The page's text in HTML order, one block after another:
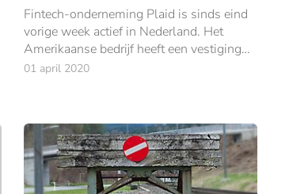
Fintech-onderneming Plaid is sinds eind
vorige week actief in Nederland. Het
Amerikaanse bedrijf heeft een vestiging
geopend in Amsterdam.
01 april 2020